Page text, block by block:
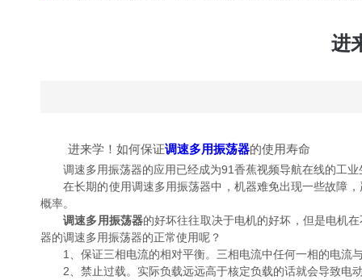
进
进来学！如何保证调速多用振荡器的使用寿命
调速多用振荡器的应用已经成为91香蕉视频导航在线的工业生
在长期的使用调速多用振荡器中，机器难免出现一些故障
概率。
调速多用振荡器的好坏往往取决于电机的好坏，但是电机
器的调速多用振荡器的正常使用呢？
1、保证三相电流的相对平衡。三相电流中任何一相的电流
2、禁止过载。实际负载远远高于核定负载的话就会导致电动